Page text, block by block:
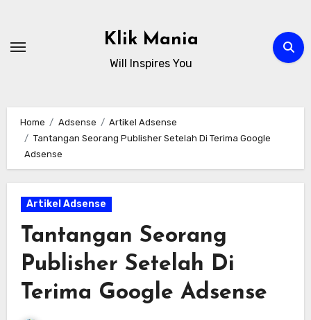
content
Klik Mania
Will Inspires You
Home Adsense
Artikel Adsense
Tantangan Seorang Publisher Setelah Di Terima Google
Adsense
Artikel Adsense
Tantangan Seorang
Publisher Setelah Di
Terima Google Adsense